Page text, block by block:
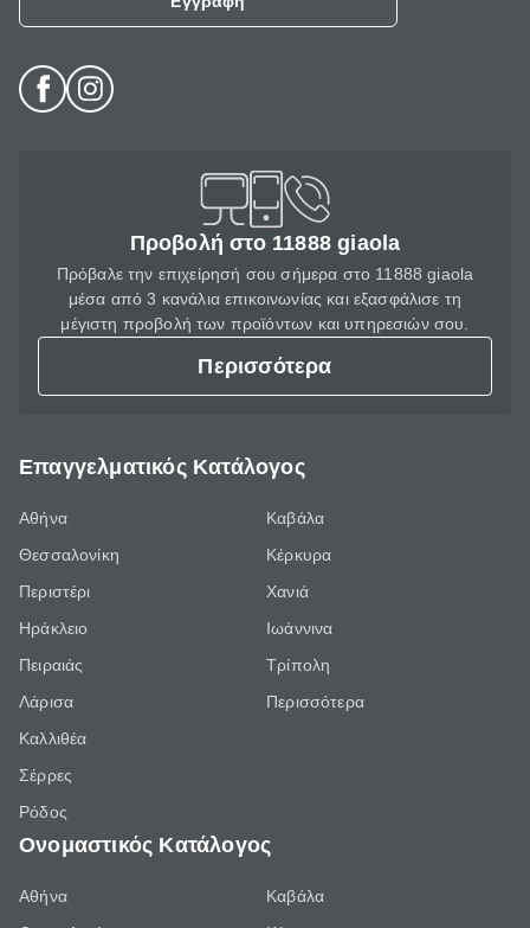
Προβολή στο 11888 giaola
Πρόβαλε την επιχείρησή σου σήμερα στο 11888 giaola
μέσα από 3 κανάλια επικοινωνίας και εξασφάλισε τη
μέγιστη προβολή των προϊόντων και υπηρεσιών σου.
Περισσότερα
Επαγγελματικός Κατάλογος
Αθήνα
Θεσσαλονίκη
Περιστέρι
Ηράκλειο
Πειραιάς
Λάρισα
Καλλιθέα
Σέρρες
Ρόδος
Καβάλα
Κέρκυρα
Χανιά
Ιωάννινα
Τρίπολη
Περισσότερα
Ονομαστικός Κατάλογος
Αθήνα
Καβάλα